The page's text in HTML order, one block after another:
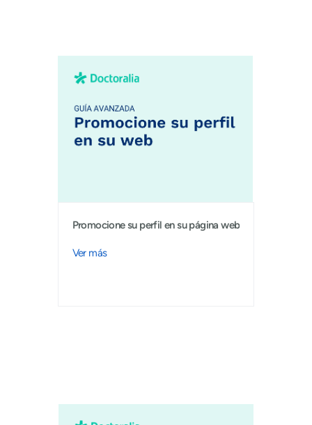
Promocione su perfil en su página web
Ver más